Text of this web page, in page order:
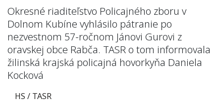
Okresné riaditeľstvo Policajného zboru v
Dolnom Kubíne vyhlásilo pátranie po
nezvestnom 57-ročnom Jánovi Gurovi z
oravskej obce Rabča. TASR o tom informovala
žilinská krajská policajná hovorkyňa Daniela
Kocková
HS / TASR